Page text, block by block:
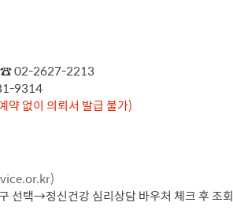
☎ 02-2627-2213
9314
약 없이 의뢰서 발급 불가)
선택→정신건강 심리상담 바우처 체크 후 조회